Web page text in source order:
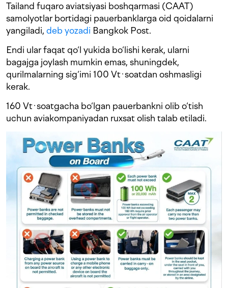
Tailand fuqaro aviatsiyasi boshqarmasi (CAAT)
samolyotlar bortidagi pauerbanklarga oid qoidalarni
yangiladi, deb yozadi Bangkok Post.
Endi ular faqat qo‘l yukida bo‘lishi kerak, ularni
bagajga joylash mumkin emas, shuningdek,
qurilmalarning sig‘imi 100 Vt·soatdan oshmasligi
kerak.
160 Vt·soatgacha bo‘lgan pauerbankni olib o‘tish
uchun aviakompaniyadan ruxsat olish talab etiladi.